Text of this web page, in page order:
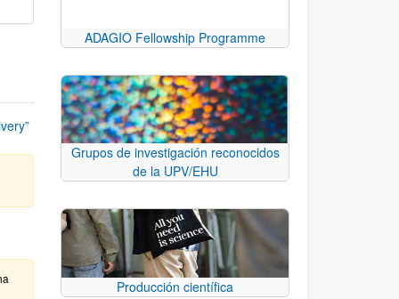
ADAGIO Fellowship Programme
Grupos de investigación reconocidos
de la UPV/EHU
Producción científica